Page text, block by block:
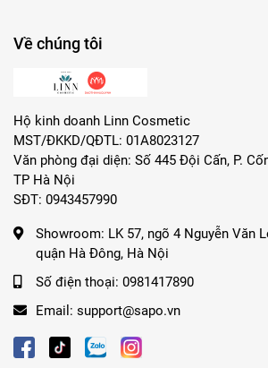
Về chúng tôi
Hộ kinh doanh Linn Cosmetic
MST/ĐKKD/QĐTL: 01A8023127
Văn phòng đại diện: Số 445 Đội Cấn, P.
TP Hà Nội
SĐT: 0943457990
Showroom: LK 57, ngõ 4 Nguyễn Văn
quận Hà Đông, Hà Nội
Số điện thoại: 0981417890
Email: support@sapo.vn